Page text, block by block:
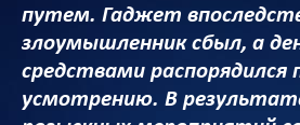
путем. Гаджет
злоумышленник сбыл, а
средствами распорядился
усмотрению. В